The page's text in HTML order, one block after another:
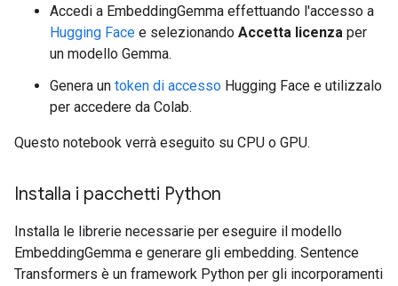
Accedi a EmbeddingGemma effettuando l'accesso a
Hugging Face e selezionando Accetta licenza per
un modello Gemma.
Genera un token di accesso Hugging Face e utilizzalo
per accedere da Colab.
Questo notebook verrà eseguito su CPU o GPU.
Installa i pacchetti Python
Installa le librerie necessarie per eseguire il modello
EmbeddingGemma e generare gli embedding. Sentence
Transformers è un framework Python per gli incorporamenti